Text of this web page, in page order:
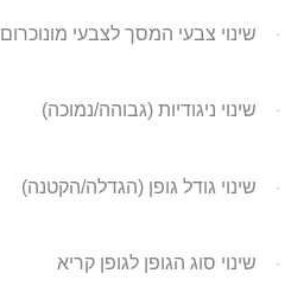
· שינוי צבעי המסך לצבעי מונוכרום
· שינוי ניגודיות (גבוהה/נמוכה)
· שינוי גודל גופן (הגדלה/הקטנה)
· שינוי סוג הגופן לגופן קריא